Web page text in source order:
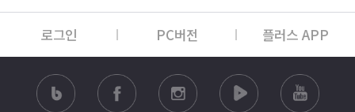
로그인 PC버전 플러스 APP